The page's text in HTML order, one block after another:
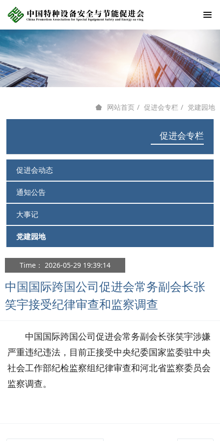
促进会专栏
促进会动态
通知公告
大事记
党建园地
网站首页 促进会专栏 党建园地
Time： 2026-05-29 19:39:14
中国国际跨国公司促进会常务副会长张
笑宇接受纪律审查和监察调查
中国国际跨国公司促进会常务副会长张笑宇涉嫌
严重违纪违法，目前正接受中央纪委国家监委驻中央
社会工作部纪检监察组纪律审查和河北省监察委员会
监察调查。